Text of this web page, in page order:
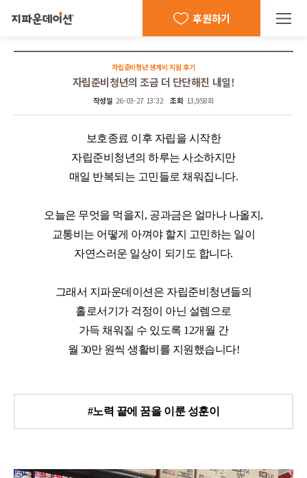
후원하기
자립준비청년 생계비 지원 후기
자립준비청년의 조금 더 단단해진 내일!
작성일 26-03-27 13:32 조회 13,958회
보호종료 이후 자립을 시작한
자립준비청년의 하루는 사소하지만
매일 반복되는 고민들로 채워집니다.
오늘은 무엇을 먹을지 , 공과금은 얼마나 나올지 ,
교통비는 어떻게 아껴야 할지 고민하는 일이
자연스러운 일상이 되기도 합니다.
그래서 지파운데이션은 자립준비청년들의
홀로서기가 걱정이 아닌 설렘으로
가득 채워질 수 있도록 12개월 간
월 30만 원씩 생활비를 지원했습니다!
#노력 끝에 꿈을 이룬 성훈이